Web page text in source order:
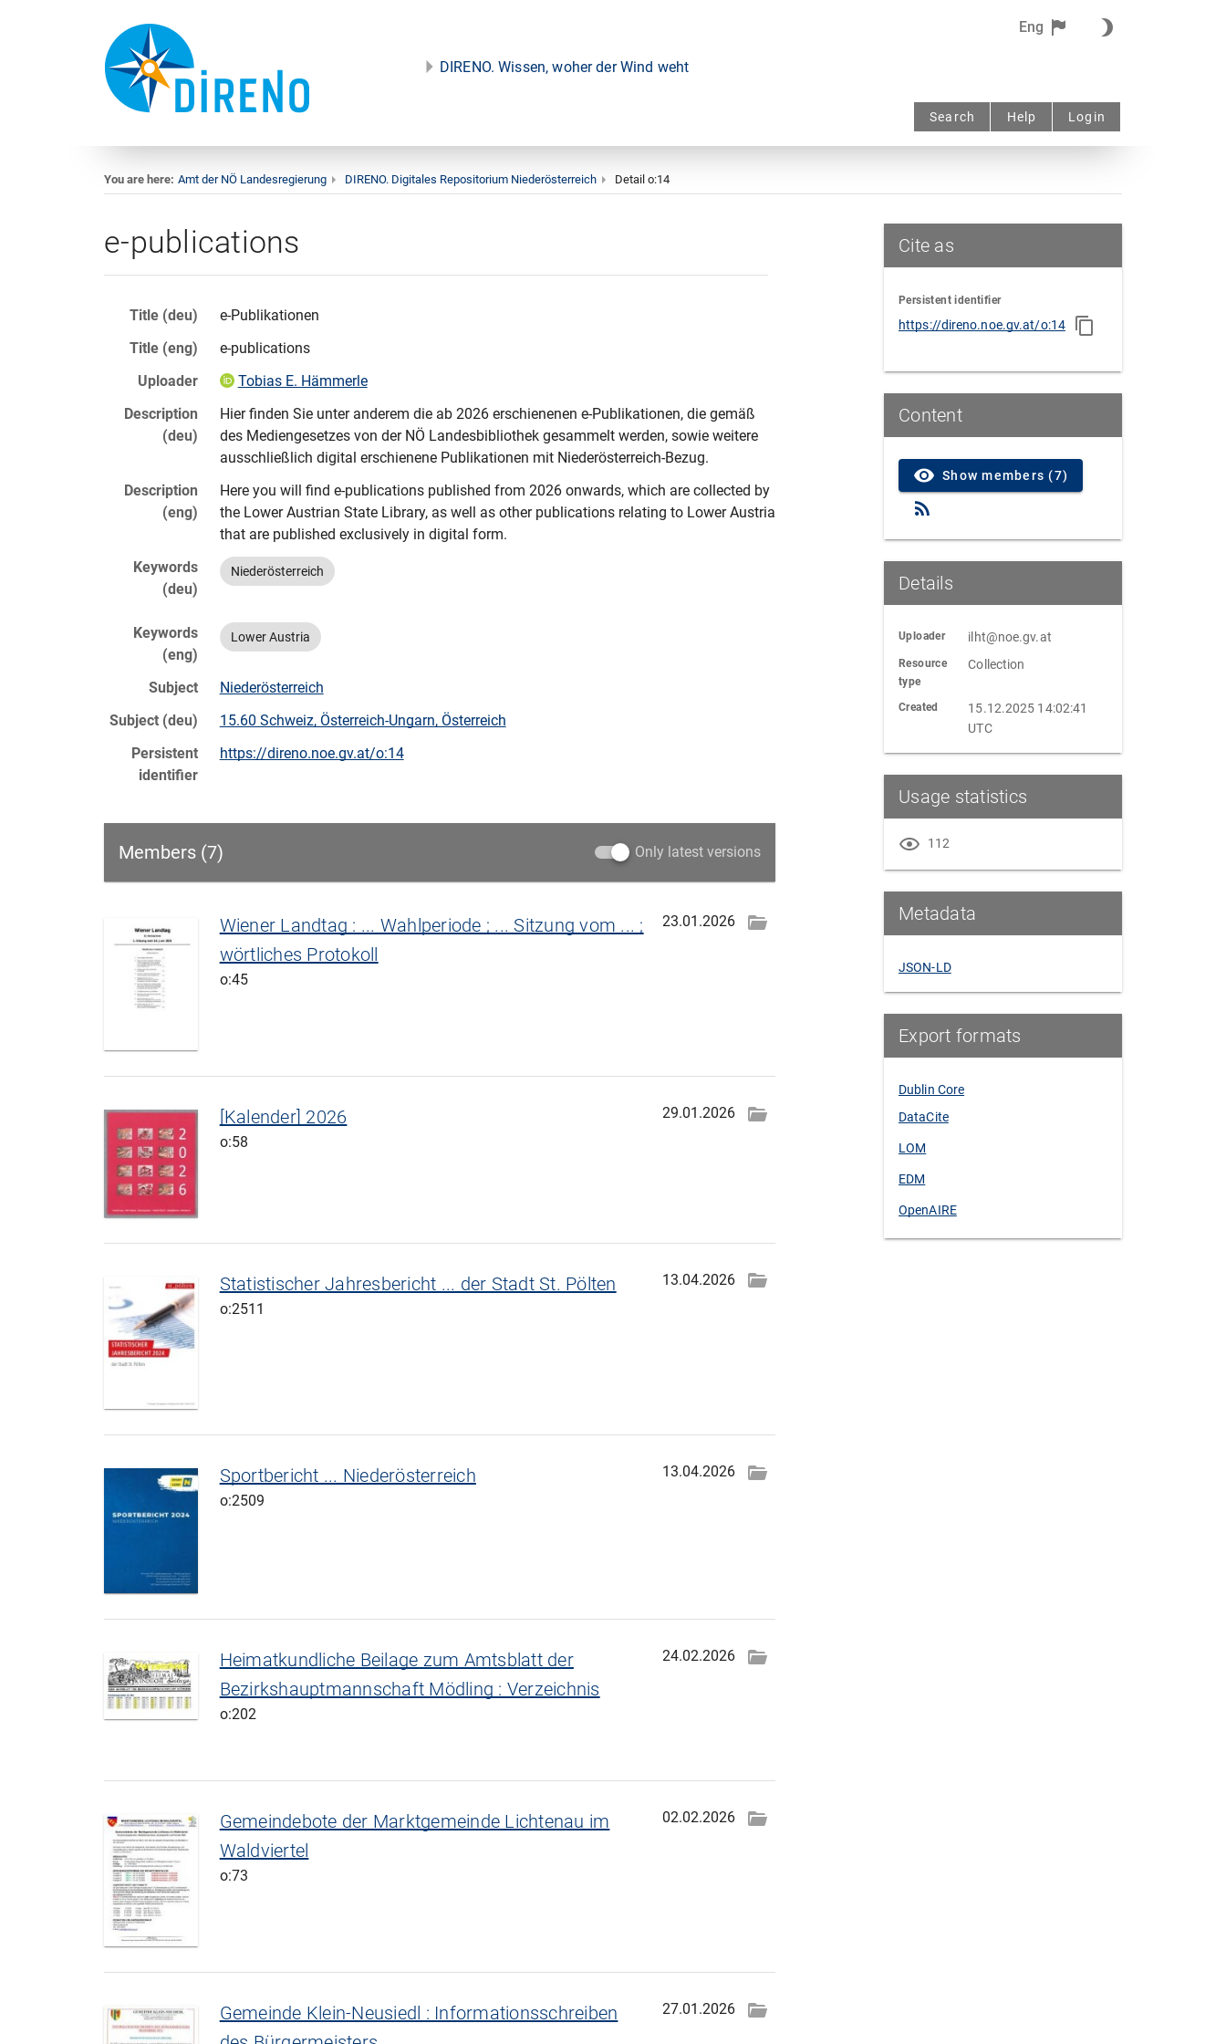
Eng
DIRENO. Wissen, woher der Wind weht
Search Help Login
You are here: Amt der NÖ Landesregierung DIRENO. Digitales Repositorium Niederösterreich Detail o:14
e-publications
Title (deu)
e-Publikationen
Title (eng)
e-publications
Uploader
Tobias E. Hämmerle
Description
(deu)
Hier finden Sie unter anderem die ab 2026 erschienenen e-Publikationen, die gemäß
des Mediengesetzes von der NÖ Landesbibliothek gesammelt werden, sowie weitere
ausschließlich digital erschienene Publikationen mit Niederösterreich-Bezug.
Description
(eng)
Here you will find e-publications published from 2026 onwards, which are collected by
the Lower Austrian State Library, as well as other publications relating to Lower Austria
that are published exclusively in digital form.
Keywords
(deu)
Niederösterreich
Keywords
(eng)
Lower Austria
Subject
Niederösterreich
Subject (deu)
15.60 Schweiz, Österreich-Ungarn, Österreich
Persistent
identifier
https://direno.noe.gv.at/o:14
Members (7) Only latest versions
Wiener Landtag : ... Wahlperiode ; ... Sitzung vom ... ;
wörtliches Protokoll
o:45
23.01.2026
[Kalender] 2026
o:58
29.01.2026
Statistischer Jahresbericht ... der Stadt St. Pölten
o:2511
13.04.2026
Sportbericht ... Niederösterreich
o:2509
13.04.2026
Heimatkundliche Beilage zum Amtsblatt der
Bezirkshauptmannschaft Mödling : Verzeichnis
o:202
24.02.2026
Gemeindebote der Marktgemeinde Lichtenau im
Waldviertel
o:73
02.02.2026
Gemeinde Klein-Neusiedl : Informationsschreiben
27.01.2026
Cite as
Persistent identifier
https://direno.noe.gv.at/o:14
Content
Show members (7)
Details
Uploader ilht@noe.gv.at
Resource
type
Collection
Created
15.12.2025 14:02:41
UTC
Usage statistics
112
Metadata
JSON-LD
Export formats
Dublin Core
DataCite
LOM
EDM
OpenAIRE